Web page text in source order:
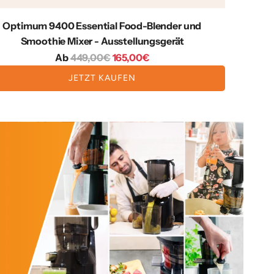
Optimum 9400 Essential Food-Blender und
Smoothie Mixer - Ausstellungsgerät
AbR
e
ä
r
e
P
r
e
i
s
449,00€165,00€
JETZT KAUFEN